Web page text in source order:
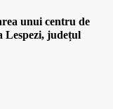
unui centru de
Lespezi, județul